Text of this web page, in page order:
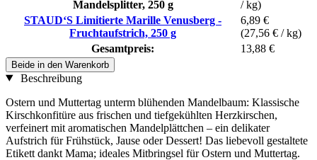
Mandelsplitter, 250 g
/ kg)
STAUD‘S Limitierte Marille Venusberg -
Fruchtaufstrich, 250 g
6,89 €
(27,56 € / kg)
Gesamtpreis:
13,88 €
Beide in den Warenkorb
Beschreibung
Ostern und Muttertag unterm blühenden Mandelbaum: Klassische
Kirschkonfitüre aus frischen und tiefgekühlten Herzkirschen,
verfeinert mit aromatischen Mandelplättchen – ein delikater
Aufstrich für Frühstück, Jause oder Dessert! Das liebevoll gestaltete
Etikett dankt Mama; ideales Mitbringsel für Ostern und Muttertag.